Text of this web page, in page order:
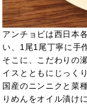
アンチョビは西日本
い、1尾1尾丁寧に手
そこに、こだわりの
イスとともにじっく
国産のニンニクと菜
りめんをオイル漬け